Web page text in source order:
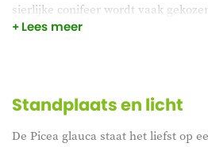
sierlijke conifeer wordt vaak
binnen of als winterse blikvanger in
uitstraling. Dit maakt hem geschikt
waar een natuurlijke, winterse sfeer
boom te veel ruimte inneemt.
Lees meer
Standplaats en licht
De Picea glauca staat het liefst op